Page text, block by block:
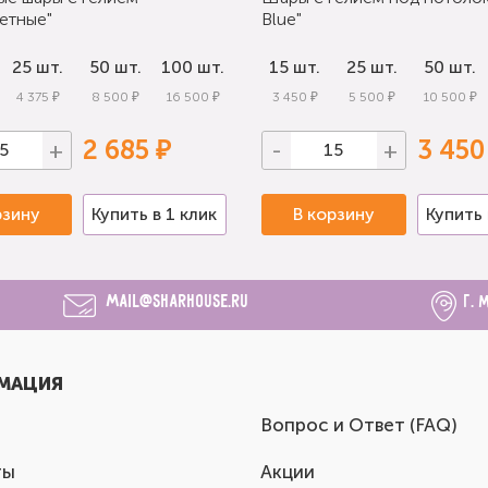
25 шт.
4 375 ₽
50 шт.
8 500 ₽
100 шт.
16 500 ₽
+ 2 685 ₽
Купить в 1 клик
Blue"
15 шт.
3 450 ₽
25 шт.
5 500 ₽
50 шт.
10 500 ₽
- + 3
В корзину Купить
mail@sharhouse.ru г.
Вопрос и Ответ (FAQ)
Акции